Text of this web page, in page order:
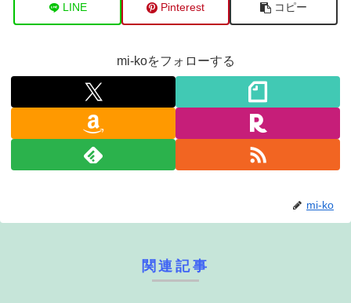
LINE Pinterest コピー
mi-koをフォローする
mi-ko
関連記事